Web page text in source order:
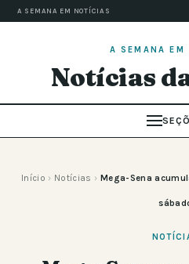
A SEMANA EM NOTÍCIAS
A SEMANA EM
Notícias
Início › Notícias › Mega-Sena